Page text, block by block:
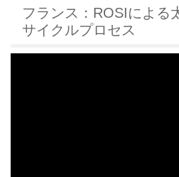
フランス：ROSIによる
サイクルプロセス